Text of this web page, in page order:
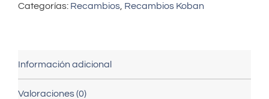
Categorías: Recambios Recambios Koban
Información adicional
Valoraciones (0)